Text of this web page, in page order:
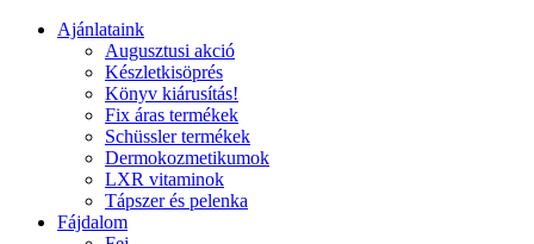
Ajánlataink
Augusztusi akció
Készletkisöprés
Könyv kiárusítás!
Fix áras termékek
Schüssler termékek
Dermokozmetikumok
LXR vitaminok
Tápszer és pelenka
Fájdalom